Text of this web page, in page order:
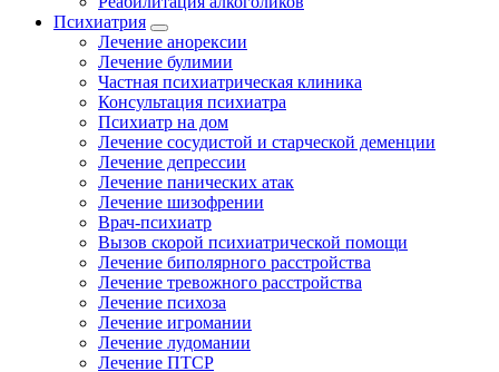
Психиатрия
Лечение анорексии
Лечение булимии
Частная психиатрическая клиника
Консультация психиатра
Психиатр на дом
Лечение сосудистой и старческой деменции
Лечение депрессии
Лечение панических атак
Лечение шизофрении
Врач-психиатр
Вызов скорой психиатрической помощи
Лечение биполярного расстройства
Лечение тревожного расстройства
Лечение психоза
Лечение игромании
Лечение лудомании
Лечение ПТСР